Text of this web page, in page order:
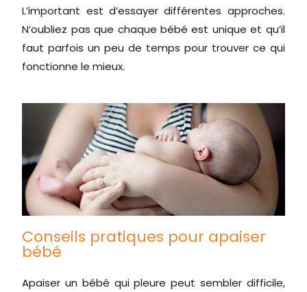
L’important est d’essayer différentes approches.
N’oubliez pas que chaque bébé est unique et qu’il
faut parfois un peu de temps pour trouver ce qui
fonctionne le mieux.
Conseils pratiques pour apaiser
bébé
Apaiser un bébé qui pleure peut sembler difficile,